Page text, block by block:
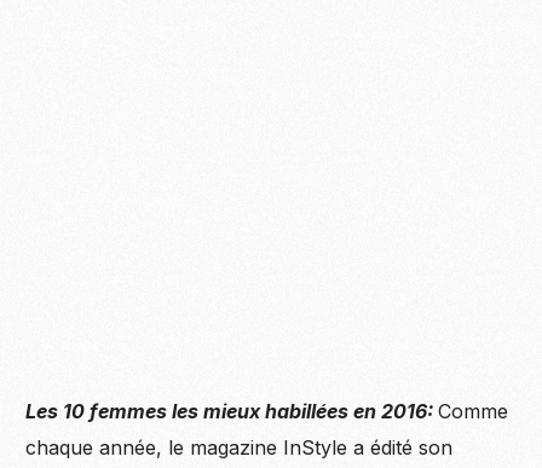
Les 10 femmes les mieux habillées en 2016:Comme
chaque année, le magazine InStyle a édité son